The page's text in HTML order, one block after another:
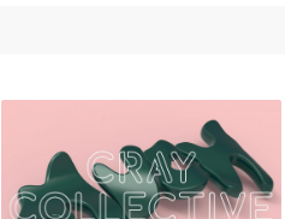
Allt är inte
förväntar dig
Riche är